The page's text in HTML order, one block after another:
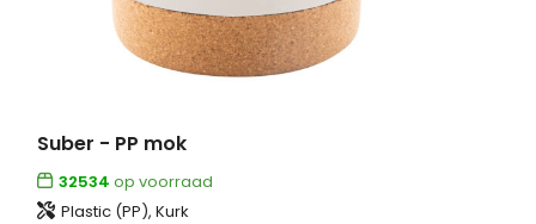
Suber - PP mok
32534 op voorraad
Plastic (PP), Kurk